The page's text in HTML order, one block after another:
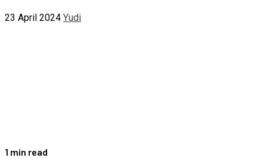
23 April 2024 Yudi
1 min read